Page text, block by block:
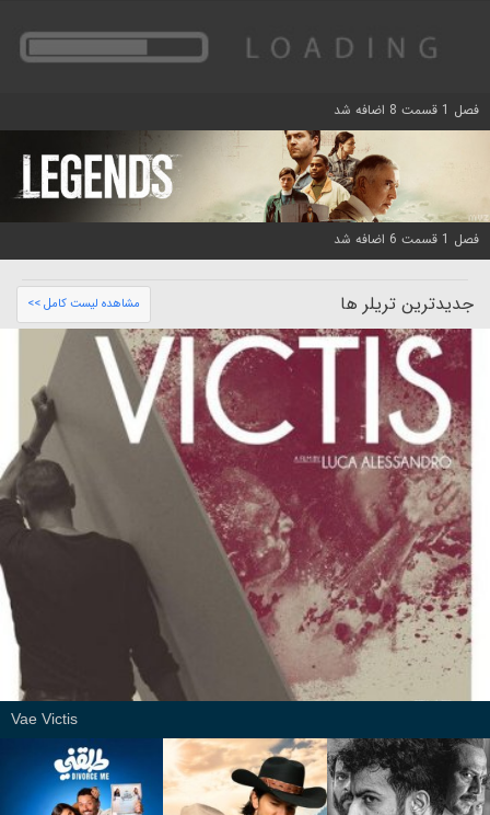
فصل 1 قسمت 8 اضافه شد
فصل 1 قسمت 6 اضافه شد
جدیدترین تریلر ها مشاهده لیست کامل >>
Vae Victis